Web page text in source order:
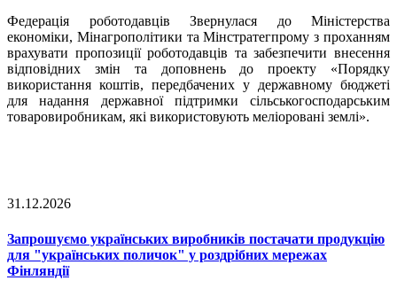
Федерація роботодавців Звернулася до Міністерства
економіки, Мінагрополітики та Мінстратегпрому з проханням
врахувати пропозиції роботодавців та забезпечити внесення
відповідних змін та доповнень до проекту «Порядку
використання коштів, передбачених у державному бюджеті
для надання державної підтримки сільськогосподарським
товаровиробникам, які використовують меліоровані землі».
31.12.2026
Запрошуємо українських виробників постачати продукцію
для "українських поличок" у роздрібних мережах
Фінляндії